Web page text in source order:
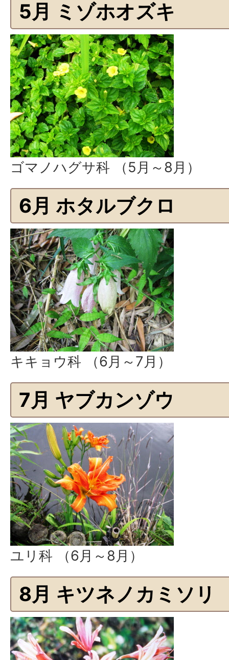
5月 ミゾホオズキ
ゴマノハグサ科 （5月～8月）
6月 ホタルブクロ
キキョウ科 （6月～7月）
7月 ヤブカンゾウ
ユリ科 （6月～8月）
8月 キツネノカミソリ